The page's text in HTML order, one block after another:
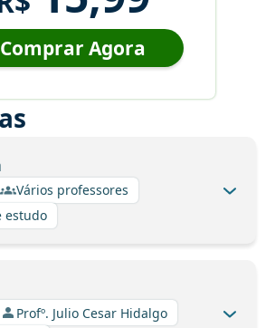
Comprar Agora
Vários professores
estudo
Profº. Julio Cesar Hidalgo